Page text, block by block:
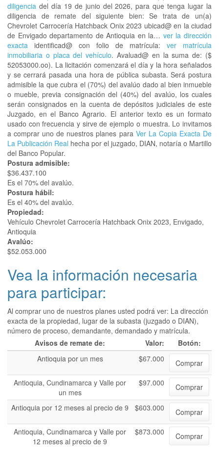
diligencia del día 19 de junio del 2026, para que tenga lugar la
diligencia de remate del siguiente bien: Se trata de un(a)
Chevrolet Carrocería Hatchback Onix 2023 ubicad@ en la ciudad
de Envigado departamento de Antioquia en la… ver la dirección
exacta identificad@ con folio de matrícula: ver matrícula
inmobiliaria o placa del vehículo. Avaluad@ en la suma de: ($
52053000.oo). La licitación comenzará el día y la hora señalados
y se cerrará pasada una hora de pública subasta. Será postura
admisible la que cubra el (70%) del avalúo dado al bien inmueble
o mueble, previa consignación del (40%) del avalúo, los cuales
serán consignados en la cuenta de depósitos judiciales de este
Juzgado, en el Banco Agrario. El anterior texto es un formato
usado con frecuencia y sirve de ejemplo o muestra. Lo invitamos
a comprar uno de nuestros planes para Ver La Copia Exacta De
La Publicación Real hecha por el juzgado, DIAN, notaría o Martillo
del Banco Popular.
Postura admisible:
$36.437.100
Es el 70% del avalúo.
Postura hábil:
Es el 40% del avalúo.
Propiedad:
Vehículo Chevrolet Carrocería Hatchback Onix 2023, Envigado,
Antioquia
Avalúo:
$52.053.000
Vea la información necesaria
para participar:
Al comprar uno de nuestros planes usted podrá ver: La dirección
exacta de la propiedad, lugar de la subasta (juzgado o DIAN),
número de proceso, demandante, demandado y matrícula.
Avisos de remate de:
Valor:
Botón:
Antioquia por un mes
$67.000
Comprar
Antioquia, Cundinamarca y Valle por
un mes
$97.000 Comprar
Antioquia por 12 meses al precio de 9 $603.000
Comprar
Antioquia, Cundinamarca y Valle por
12 meses al precio de 9
$873.000 Comprar